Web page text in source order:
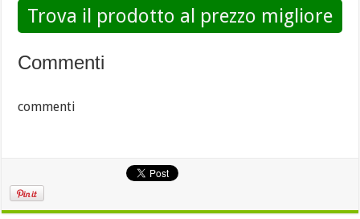
Trova il prodotto al prezzo migliore
Commenti
commenti